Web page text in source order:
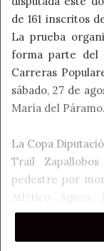
de 161 inscritos
La prueba
forma parte del
Carreras
sábado, 27 de
María del Páramo.
La Copa
Trail
pedestre por
Atlético
carreras
o clubes